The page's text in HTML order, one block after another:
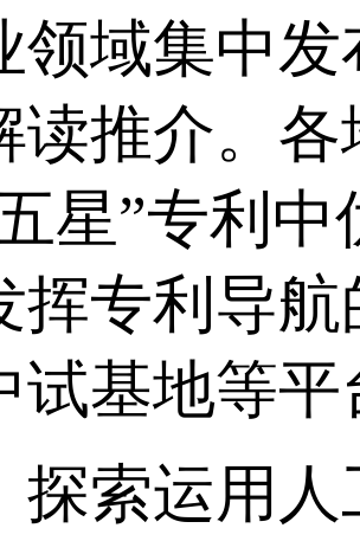
领域集中发
读推介。
星”专利
挥专利导
试基地等
探索运用